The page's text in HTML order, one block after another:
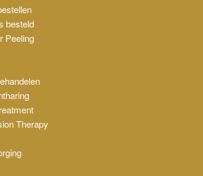
besteld
Peeling
Therapy